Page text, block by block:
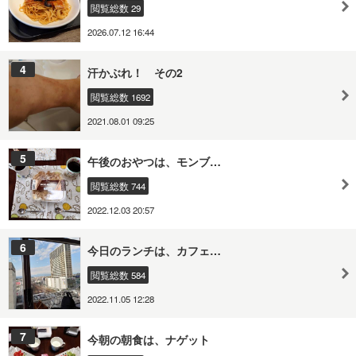
閲覧総数 29
2026.07.12 16:44
4 汗かぶれ！ その2
閲覧総数 1692
2021.08.01 09:25
5 午後のおやつは、モンブ…
閲覧総数 744
2022.12.03 20:57
6 今日のランチは、カフェ…
閲覧総数 584
2022.11.05 12:28
7 今朝の朝食は、ナゲット